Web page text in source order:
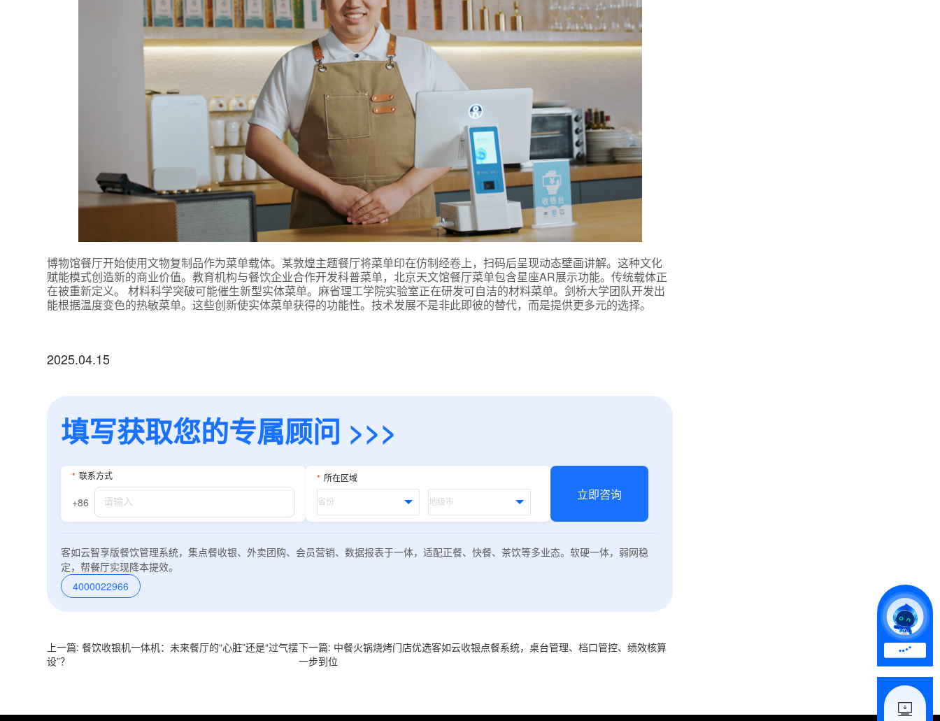
博物馆餐厅开始使用文物复制品作为菜单载体。某敦煌主题餐厅将菜单印在仿制经卷上，扫码后呈现动态壁画讲解。这种文化
赋能模式创造新的商业价值。教育机构与餐饮企业合作开发科普菜单，北京天文馆餐厅菜单包含星座AR展示功能。传统载体正
在被重新定义。 材料科学突破可能催生新型实体菜单。麻省理工学院实验室正在研发可自洁的材料菜单。剑桥大学团队开发出
能根据温度变色的热敏菜单。这些创新使实体菜单获得的功能性。技术发展不是非此即彼的替代，而是提供更多元的选择。
2025.04.15
填写获取您的专属顾问 >>>
* 联系方式
+86
* 所在区域
立即咨询
客如云智享版餐饮管理系统，集点餐收银、外卖团购、会员营销、数据报表于一体，适配正餐、快餐、茶饮等多业态。软硬一体，弱网稳
定，帮餐厅实现降本提效。
4000022966
上一篇: 餐饮收银机一体机：未来餐厅的“心脏”还是“过气摆
设”？
下一篇: 中餐火锅烧烤门店优选客如云收银点餐系统，桌台管理、档口管控、绩效核算
一步到位